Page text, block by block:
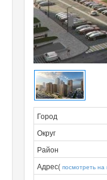
Город
Округ
Район
Адрес( посмотреть на